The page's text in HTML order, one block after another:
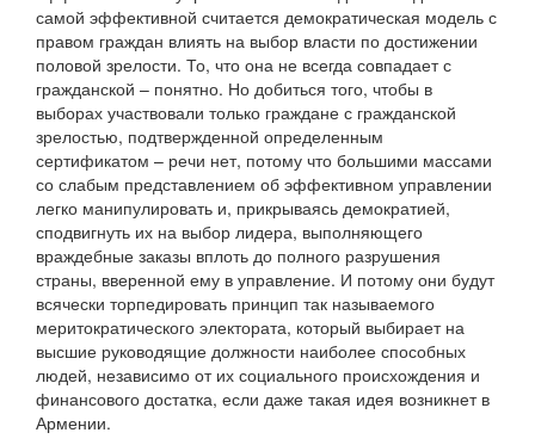
самой эффективной считается демократическая модель с
правом граждан влиять на выбор власти по достижении
половой зрелости. То, что она не всегда совпадает с
гражданской – понятно. Но добиться того, чтобы в
выборах участвовали только граждане с гражданской
зрелостью, подтвержденной определенным
сертификатом – речи нет, потому что большими массами
со слабым представлением об эффективном управлении
легко манипулировать и, прикрываясь демократией,
сподвигнуть их на выбор лидера, выполняющего
враждебные заказы вплоть до полного разрушения
страны, вверенной ему в управление. И потому они будут
всячески торпедировать принцип так называемого
меритократического электората, который выбирает на
высшие руководящие должности наиболее способных
людей, независимо от их социального происхождения и
финансового достатка, если даже такая идея возникнет в
Армении.